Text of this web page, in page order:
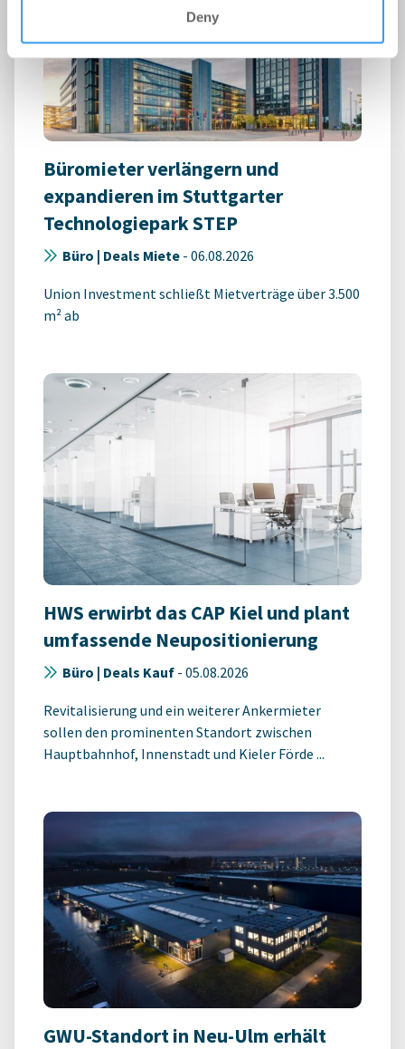
Deny
Büromieter verlängern und
expandieren im Stuttgarter
Technologiepark STEP
Büro | Deals Miete - 06.08.2026
Union Investment schließt Mietverträge über 3.500
m² ab
HWS erwirbt das CAP Kiel und plant
umfassende Neupositionierung
Büro | Deals Kauf - 05.08.2026
Revitalisierung und ein weiterer Ankermieter
sollen den prominenten Standort zwischen
Hauptbahnhof, Innenstadt und Kieler Förde ...
GWU-Standort in Neu-Ulm erhält